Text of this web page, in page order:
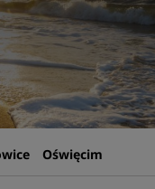
Oświęcim